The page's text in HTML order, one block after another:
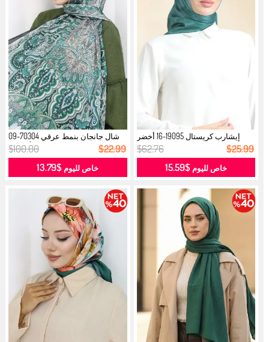
إيشارب كريستال 19095-16 أخضر
زمردي...
$62.76 $25.99
خاص لليوم$15.59
شال جانجان بنمط عرقي 70304-09
أخضر ...
$100.00 $22.99
خاص لليوم $13.79